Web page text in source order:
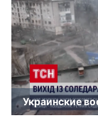
Украинские